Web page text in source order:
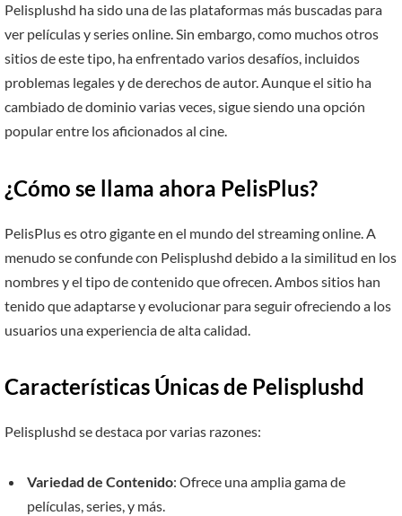
Pelisplushd ha sido una de las plataformas más buscadas para
ver películas y series online. Sin embargo, como muchos otros
sitios de este tipo, ha enfrentado varios desafíos, incluidos
problemas legales y de derechos de autor. Aunque el sitio ha
cambiado de dominio varias veces, sigue siendo una opción
popular entre los aficionados al cine.
¿Cómo se llama ahora PelisPlus?
PelisPlus es otro gigante en el mundo del streaming online. A
menudo se confunde con Pelisplushd debido a la similitud en los
nombres y el tipo de contenido que ofrecen. Ambos sitios han
tenido que adaptarse y evolucionar para seguir ofreciendo a los
usuarios una experiencia de alta calidad.
Características Únicas de Pelisplushd
Pelisplushd se destaca por varias razones:
Variedad de Contenido: Ofrece una amplia gama de
películas, series, y más.